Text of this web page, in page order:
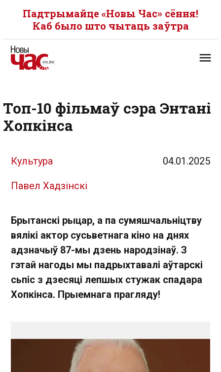
Падтрымайце «Новы Час» сёння!
Каб было што чытаць заўтра
Топ-10 фільмаў сэра Энтані
Хопкінса
Культура 04.01.2025
Павел Хадзінскі
Брытанскі рыцар, а па сумяшчальніцтву
вялікі актор сусьветнага кіно на днях
адзначыў 87-мы дзень народзінаў. З
гэтай нагоды мы падрыхтавалі аўтарскі
сьпіс з дзесяці лепшых стужак спадара
Хопкінса. Прыемнага прагляду!